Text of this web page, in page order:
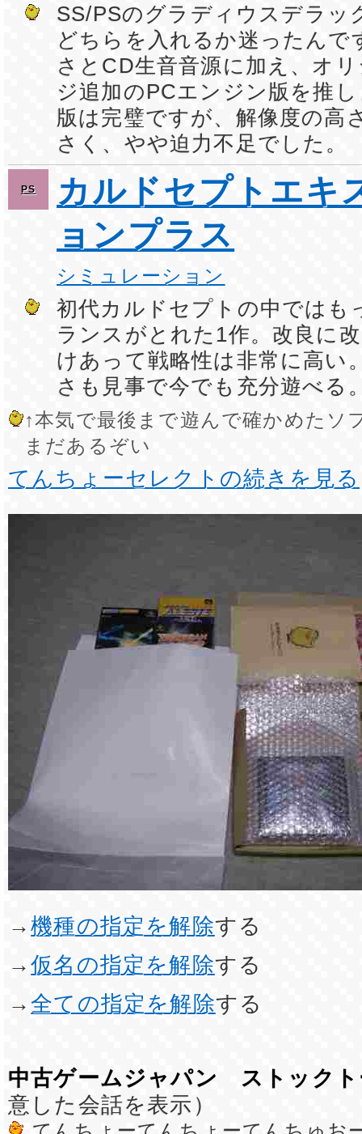
SS/PSのグラディウスデラッ
どちらを入れるか迷ったんで
さとCD生音音源に加え、オ
ジ追加のPCエンジン版を推
版は完璧ですが、解像度の高
さく、やや迫力不足でした。
PS
カルドセプトエキ
ョンプラス
シミュレーション
初代カルドセプトの中ではも
ランスがとれた1作。改良に
けあって戦略性は非常に高い
さも見事で今でも充分遊べる
↑本気で最後まで遊んで確かめたソ
まだあるぞい
てんちょーセレクトの続きを見る
→機種の指定を解除する
→仮名の指定を解除する
→全ての指定を解除する
中古ゲームジャパン ストックト
意した会話を表示）